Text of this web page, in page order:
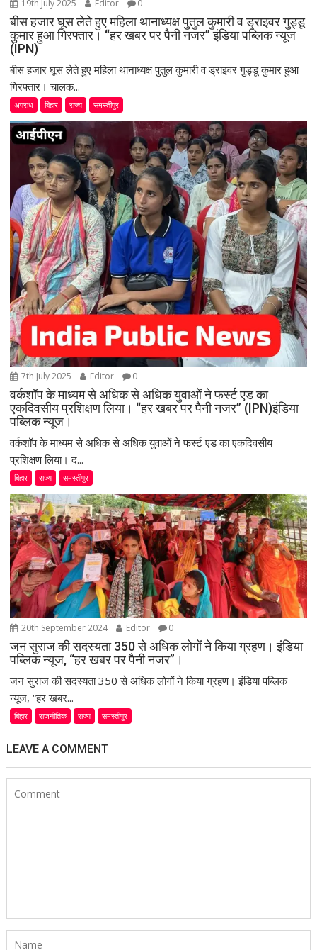
19th July 2025 Editor 0
बीस हजार घूस लेते हुए महिला थानाध्यक्ष पुतुल कुमारी व ड्राइवर गुड्डू
कुमार हुआ गिरफ्तार। “हर खबर पर पैनी नजर” इंडिया पब्लिक न्यूज
(IPN)
बीस हजार घूस लेते हुए महिला थानाध्यक्ष पुतुल कुमारी व ड्राइवर गुड्डू कुमार हुआ
गिरफ्तार। चालक...
अपराध बिहार राज्य समस्तीपुर
7th July 2025 Editor 0
वर्कशॉप के माध्यम से अधिक से अधिक युवाओं ने फर्स्ट एड का
एकदिवसीय प्रशिक्षण लिया। “हर खबर पर पैनी नजर” (IPN)इंडिया
पब्लिक न्यूज।
वर्कशॉप के माध्यम से अधिक से अधिक युवाओं ने फर्स्ट एड का एकदिवसीय
प्रशिक्षण लिया। द...
बिहार राज्य समस्तीपुर
20th September 2024 Editor 0
जन सुराज की सदस्यता 350 से अधिक लोगों ने किया ग्रहण। इंडिया
पब्लिक न्यूज, “हर खबर पर पैनी नजर”।
जन सुराज की सदस्यता 350 से अधिक लोगों ने किया ग्रहण। इंडिया पब्लिक
न्यूज, “हर खबर...
बिहार राजनीतिक राज्य समस्तीपुर
LEAVE A COMMENT